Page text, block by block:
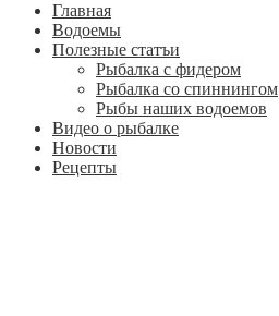
Главная
Водоемы
Полезные статъи
Рыбалка с фидером
Рыбалка со спиннингом
Рыбы наших водоемов
Видео о рыбалке
Новости
Рецепты